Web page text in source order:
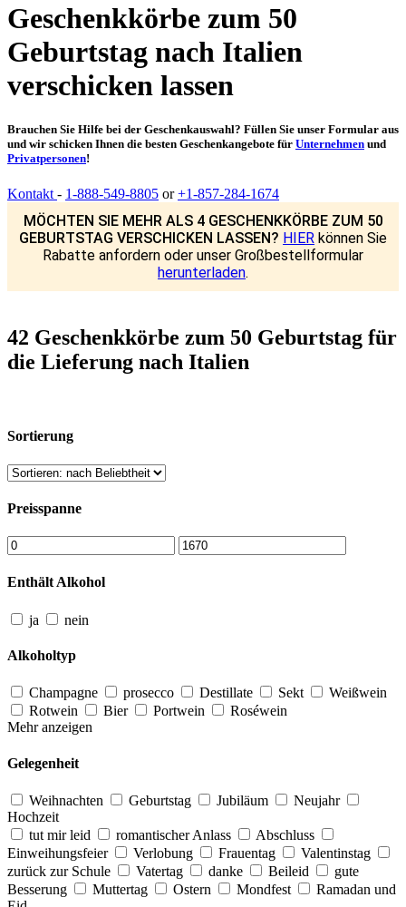
Geschenkkörbe zum 50
Geburtstag nach Italien
verschicken lassen
Brauchen Sie Hilfe bei der Geschenkauswahl? Füllen Sie unser Formular aus
und wir schicken Ihnen die besten Geschenkangebote für Unternehmen und
Privatpersonen!
Kontakt - 1-888-549-8805 or+1-857-284-1674
MÖCHTEN SIE MEHR ALS 4 GESCHENKKÖRBE ZUM 50
GEBURTSTAG VERSCHICKEN LASSEN? HIER können Sie
Rabatte anfordern oder unser Großbestellformular
herunterladen.
42 Geschenkkörbe zum 50 Geburtstag für
die Lieferung nach Italien
Sortierung
Preisspanne
Enthält Alkohol
ja nein
Alkoholtyp
Champagne prosecco Destillate Sekt
Weißwein
Rotwein
Bier Portwein
Roséwein
Mehr anzeigen
Gelegenheit
Weihnachten Geburtstag Jubiläum
Neujahr
Hochzeit
tut mir leid
romantischer Anlass
Abschluss
Einweihungsfeier
Verlobung Frauentag
Valentinstag
zurück zur Schule
Vatertag danke Beileid
gute
Besserung
Muttertag Ostern Mondfest
Ramadan und